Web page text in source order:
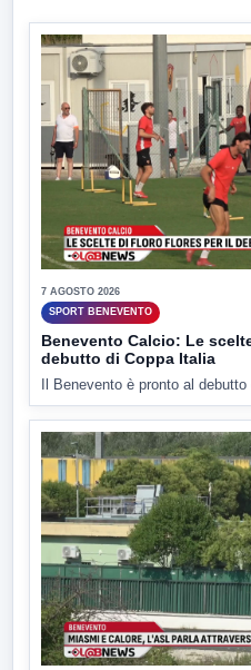
7 AGOSTO 2026
SPORT BENEVENTO
Benevento Calcio: Le
debutto di Coppa Italia
Il Benevento è pronto al debutto